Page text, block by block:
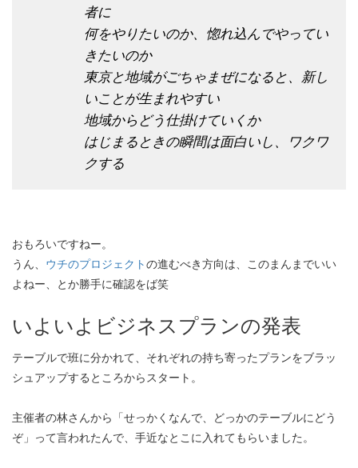
者に
何をやりたいのか、惚れ込んでやってい
きたいのか
東京と地域がごちゃまぜになると、新し
いことが生まれやすい
地域からどう仕掛けていくか
はじまるときの瞬間は面白いし、ワクワ
クする
おもろいですねー。
うん、 ウチのプロジェクトの進むべき方向は、このまんまでいい
よねー、とか勝手に確認をば笑
いよいよビジネスプランの発表
テーブルで班に分かれて、それぞれの持ち寄ったプランをブラッ
シュアップするところからスタート。
主催者の林さんから「せっかくなんで、どっかのテーブルにどう
ぞ」って言われたんで、手近なとこに入れてもらいました。